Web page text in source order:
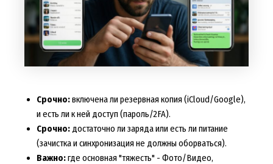
Срочно:включена ли резервная копия (iCloud/Google),
и есть ли к ней доступ (пароль/2FA).
Срочно:достаточно ли заряда или есть ли питание
(зачистка и синхронизация не должны оборваться).
Важно:где основная "тяжесть" - Фото/Видео,